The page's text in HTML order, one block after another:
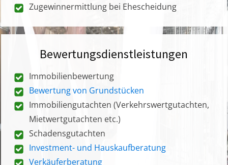
Zugewinnermittlung bei Ehescheidung
Bewertungsdienstleistungen
Immobilienbewertung
Bewertung von Grundstücken
Immobiliengutachten (Verkehrswertgutachten,
Mietwertgutachten etc.)
Schadensgutachten
Investment- und Hauskaufberatung
Verkäuferberatung